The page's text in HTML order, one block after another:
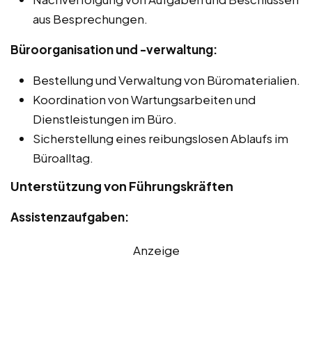
aus Besprechungen.
Büroorganisation und -verwaltung:
Bestellung und Verwaltung von Büromaterialien.
Koordination von Wartungsarbeiten und
Dienstleistungen im Büro.
Sicherstellung eines reibungslosen Ablaufs im
Büroalltag.
Unterstützung von Führungskräften
Assistenzaufgaben:
Anzeige